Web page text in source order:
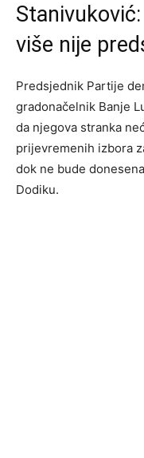
više nije
Predsjednik Partije
gradonačelnik Banje
da njegova stranka
prijevremenih izbora
dok ne bude
Dodiku.